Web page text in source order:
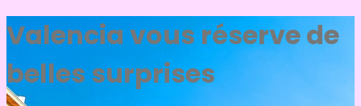
Valencia vous réserve de
belles surprises